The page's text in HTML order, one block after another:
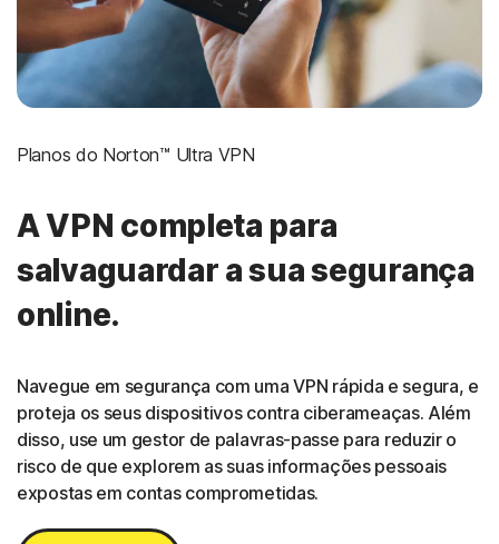
Planos do Norton™ Ultra VPN
A VPN completa para
salvaguardar a sua segurança
online.
Navegue em segurança com uma VPN rápida e segura, e
proteja os seus dispositivos contra ciberameaças. Além
disso, use um gestor de palavras-passe para reduzir o
risco de que explorem as suas informações pessoais
expostas em contas comprometidas.